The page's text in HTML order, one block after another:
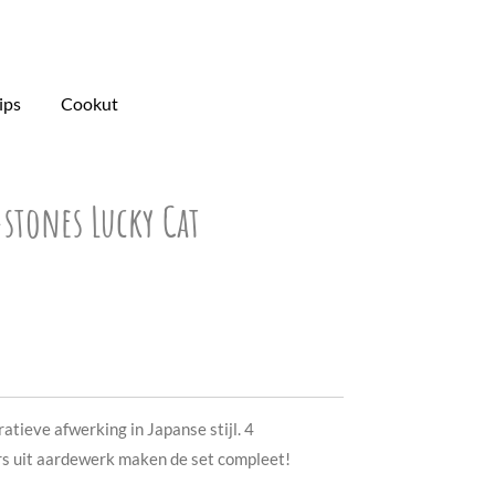
Cookut
Lucky Cat
afwerking in Japanse stijl. 4
uit aardewerk maken de set compleet!